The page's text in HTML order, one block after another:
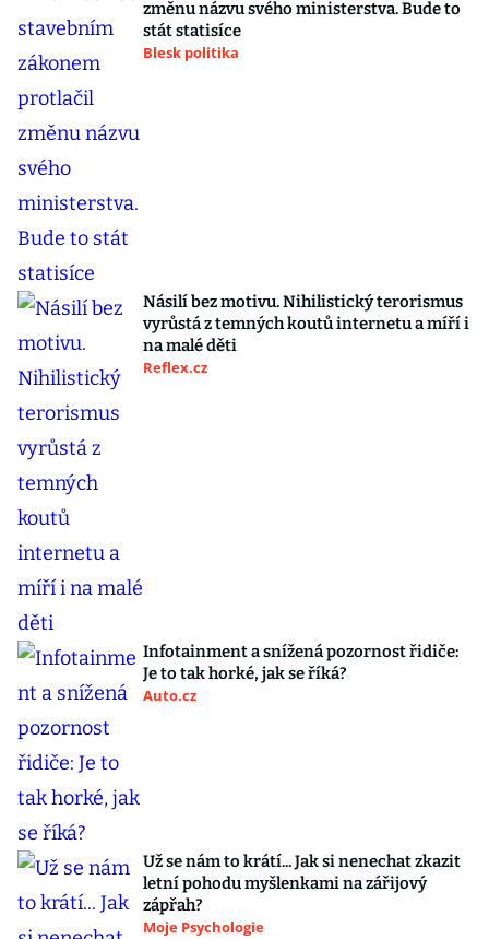
změnu názvu svého ministerstva. Bude to
stát statisíce
Blesk politika
Násilí bez motivu. Nihilistický terorismus
vyrůstá z temných koutů internetu a míří i
na malé děti
Reflex.cz
Infotainment a snížená pozornost řidiče:
Je to tak horké, jak se říká?
Auto.cz
Už se nám to krátí... Jak si nenechat zkazit
letní pohodu myšlenkami na zářijový
zápřah?
Moje Psychologie